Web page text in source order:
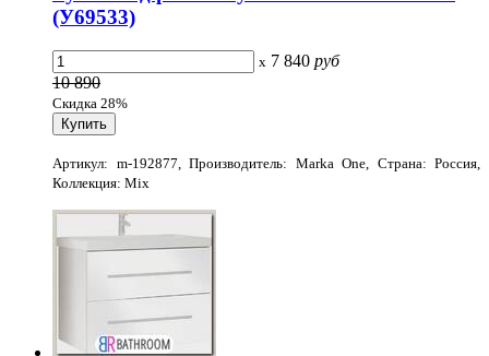
(У69533)
x 7 840 руб
10 890
Скидка 28%
Артикул: m-192877, Производитель: Marka One, Страна: Россия,
Коллекция: Mix